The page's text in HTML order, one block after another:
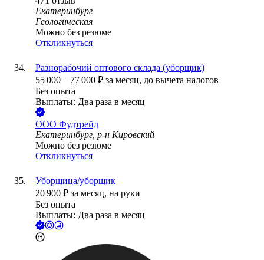
Екатеринбург
Геологическая
Можно без резюме
Откликнуться
Разнорабочий оптового склада (уборщик)
55 000 – 77 000 ₽ за месяц, до вычета налогов
Без опыта
Выплаты: Два раза в месяц
ООО Фудтрейд
Екатеринбург, р-н Кировский
Можно без резюме
Откликнуться
Уборщица/уборщик
20 900 ₽ за месяц, на руки
Без опыта
Выплаты: Два раза в месяц